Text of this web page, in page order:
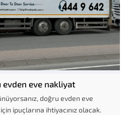
evden eve nakliyat
doğru evden eve
ipuçlarına ihtiyacınız olacak.